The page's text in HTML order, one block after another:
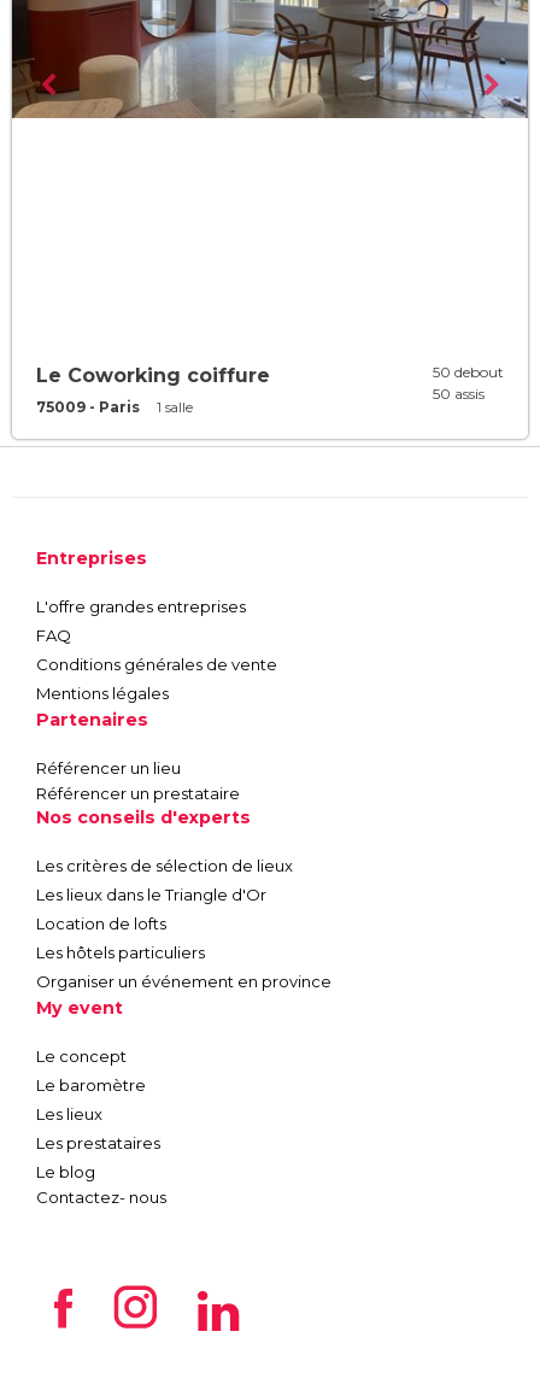
Le Coworking coiffure
75009 - Paris 1 salle
50 debout
50 assis
Entreprises
L'offre grandes entreprises
FAQ
Conditions générales de vente
Mentions légales
Partenaires
Référencer un lieu
Référencer un prestataire
Nos conseils d'experts
Les critères de sélection de lieux
Les lieux dans le Triangle d'Or
Location de lofts
Les hôtels particuliers
Organiser un événement en province
My event
Le concept
Le baromètre
Les lieux
Les prestataires
Le blog
Contactez- nous